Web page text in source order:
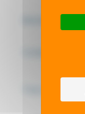
Mentions